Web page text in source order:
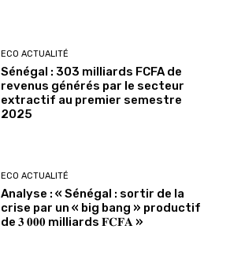
ECO ACTUALITÉ
Sénégal : 303 milliards FCFA de
revenus générés par le secteur
extractif au premier semestre
2025
ECO ACTUALITÉ
Analyse : « Sénégal : sortir de la
crise par un « big bang » productif
de 𝟑 𝟎𝟎𝟎 milliards 𝐅𝐂𝐅𝐀 »